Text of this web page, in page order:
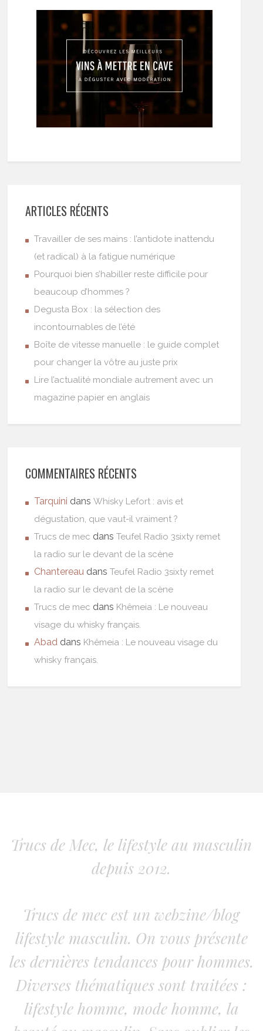
ARTICLES RÉCENTS
Travailler de ses mains : l’antidote inattendu
(et radical) à la fatigue numérique
Pourquoi bien s’habiller reste difficile pour
beaucoup d’hommes ?
Degusta Box : la sélection des
incontournables de l’été
Boîte de vitesse manuelle : le guide complet
pour changer la vôtre au juste prix
Lire l’actualité mondiale autrement avec un
magazine papier en anglais
COMMENTAIRES RÉCENTS
Tarquini dansWhisky Lefort : avis et
dégustation, que vaut-il vraiment ?
Trucs de mec dansTeufel Radio 3sixty remet
la radio sur le devant de la scène
Chantereau dansTeufel Radio 3sixty remet
la radio sur le devant de la scène
Trucs de mec dans Khêmeia : Le nouveau
visage du whisky français.
Abad dans Khêmeia : Le nouveau visage du
whisky français.
Trucs de Mec, le lifestyle au masculin
depuis 2012.
Trucs de mec est un webzine/blog
lifestyle masculin. On vous présente
les dernières tendances pour hommes.
Diverses thématiques sont traitées :
lifestyle homme, mode homme, la